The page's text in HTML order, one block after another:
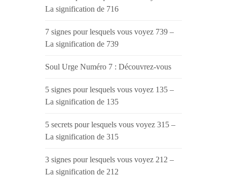
La signification de 716
7 signes pour lesquels vous voyez 739 –
La signification de 739
Soul Urge Numéro 7 : Découvrez-vous
5 signes pour lesquels vous voyez 135 –
La signification de 135
5 secrets pour lesquels vous voyez 315 –
La signification de 315
3 signes pour lesquels vous voyez 212 –
La signification de 212